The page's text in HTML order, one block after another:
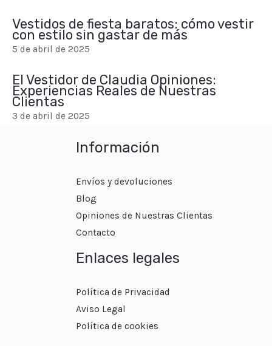
Vestidos de fiesta baratos: cómo vestir
con estilo sin gastar de más
5 de abril de 2025
El Vestidor de Claudia Opiniones:
Experiencias Reales de Nuestras
Clientas
3 de abril de 2025
Información
Envíos y devoluciones
Blog
Opiniones de Nuestras Clientas
Contacto
Enlaces legales
Política de Privacidad
Aviso Legal
Política de cookies